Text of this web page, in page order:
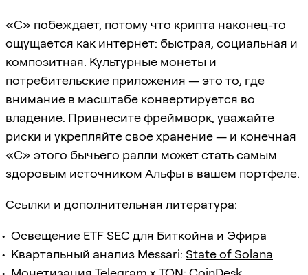
«C» побеждает, потому что крипта наконец-то
ощущается как интернет: быстрая, социальная и
композитная. Культурные монеты и
потребительские приложения — это то, где
внимание в масштабе конвертируется во
владение. Привнесите фреймворк, уважайте
риски и укрепляйте свое хранение — и конечная
«C» этого бычьего ралли может стать самым
здоровым источником Альфы в вашем портфеле.
Ссылки и дополнительная литература:
Освещение ETF SEC для Биткойна и Эфира
Квартальный анализ Messari: State of Solana